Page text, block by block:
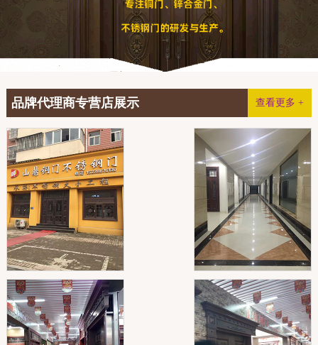
查看更多 +
品牌代理商专营店展示